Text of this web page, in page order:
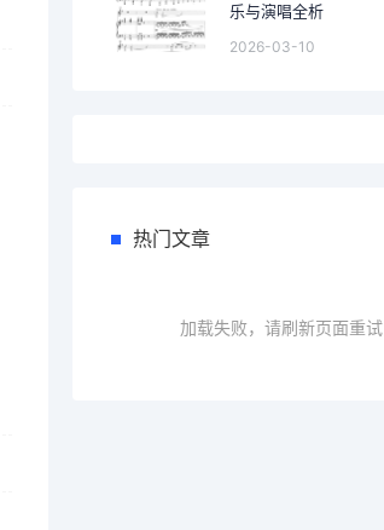
乐与演唱全析
2026-03-10
热门文章
加载失败，请刷新页面重试